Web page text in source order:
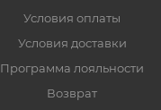
Условия оплаты
Условия доставки
Программа лояльности
Возврат